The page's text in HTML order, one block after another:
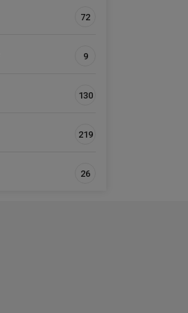
72
9
130
219
26